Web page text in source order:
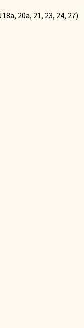
20а, 21, 23, 24, 27)